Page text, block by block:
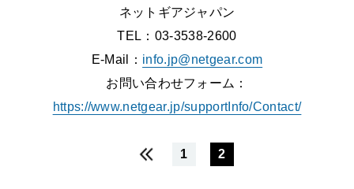
ネットギアジャパン
TEL：03-3538-2600
E-Mail： info.jp@netgear.com
お問い合わせフォーム：
https://www.netgear.jp/supportInfo/Contact/
1 2